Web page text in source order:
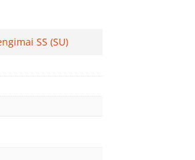
SS (SU)